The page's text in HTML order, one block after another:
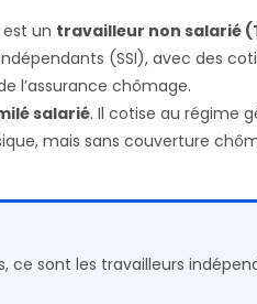
un travailleur non salarié
(SSI), avec des
l’assurance chômage.
salarié. Il cotise au régime
mais sans couverture
ce sont les travailleurs